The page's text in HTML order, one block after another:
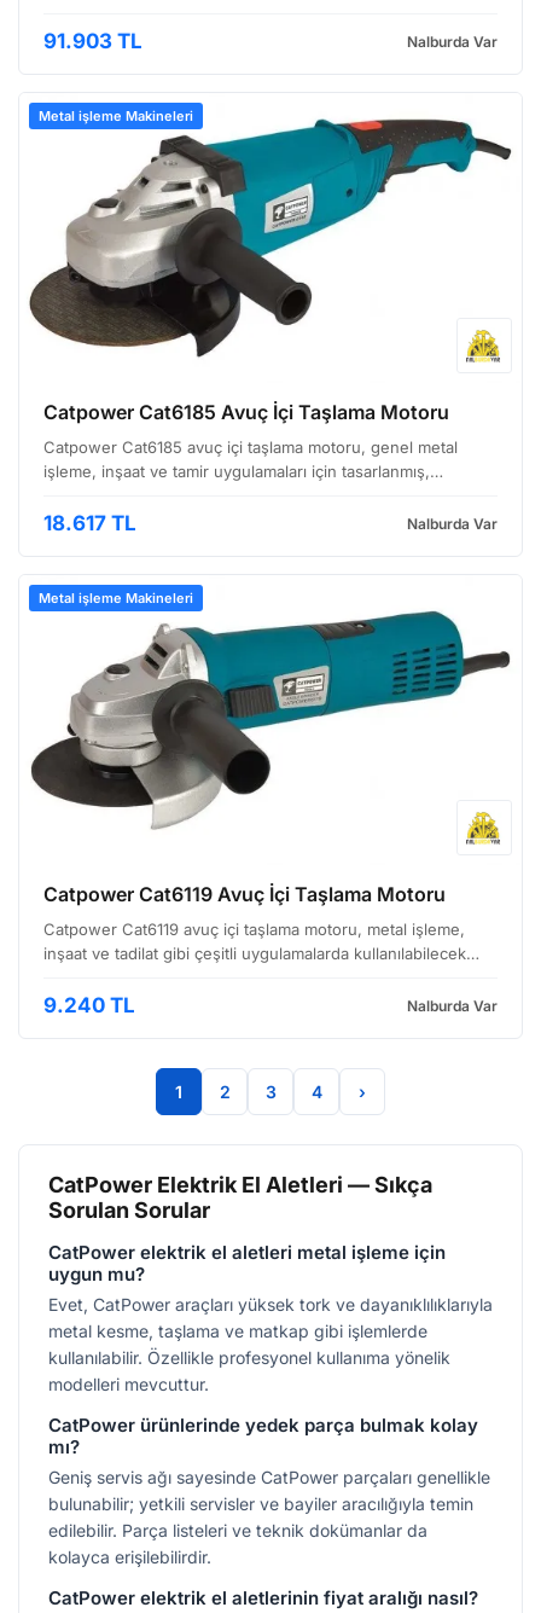
ekipmanları pazaryerinde yer almasıyla, siz de…
91.903 TL Nalburda Var
Metal işleme Makineleri
Catpower Cat6185 Avuç İçi Taşlama Motoru
Catpower Cat6185 avuç içi taşlama motoru, genel metal
işleme, inşaat ve tamir uygulamaları için tasarlanmış,
dikkat çekiyor; hem profesyonel kullanıcılara he…
18.617 TL Nalburda Var
Metal işleme Makineleri
Catpower Cat6119 Avuç İçi Taşlama Motoru
Catpower Cat6119 avuç içi taşlama motoru, metal işleme,
inşaat ve tadilat gibi çeşitli uygulamalarda kullanılabilecek
gücüyle profesyonel kullanıcılara hit…
9.240 TL Nalburda Var
1 2 3 4 ›
CatPower Elektrik El Aletleri — Sıkça
Sorulan Sorular
CatPower elektrik el aletleri metal işleme için
uygun mu?
Evet, CatPower araçları yüksek tork ve dayanıklılıklarıyla
metal kesme, taşlama ve matkap gibi işlemlerde
kullanılabilir. Özellikle profesyonel kullanıma yönelik
modelleri mevcuttur.
CatPower ürünlerinde yedek parça bulmak kolay
mı?
Geniş servis ağı sayesinde CatPower parçaları genellikle
bulunabilir; yetkili servisler ve bayiler aracılığıyla temin
edilebilir. Parça listeleri ve teknik dokümanlar da
kolayca erişilebilirdir.
CatPower elektrik el aletlerinin fiyat aralığı nasıl?